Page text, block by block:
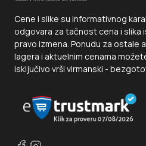
Cene i slike su informativnog
odgovara za tačnost cena i slika
pravo izmena. Ponudu za ostale
lagera i aktuelnim cenama
isključivo vrši virmanski -